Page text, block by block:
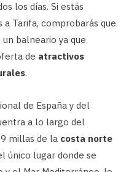
los días. Si estás
a Tarifa, comprobarás que
balneario ya que
de atractivos
.
de España y del
a lo largo del
millas de la costa norte
único lugar donde se